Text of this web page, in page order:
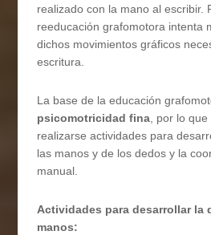
realizado con la mano al escribir.
reeducación grafomotora intenta
dichos movimientos gráficos
escritura.
La base de la educación
psicomotricidad fina, por lo
realizarse actividades para
las manos y de los dedos y la
manual.
Actividades para desarrollar la
manos: